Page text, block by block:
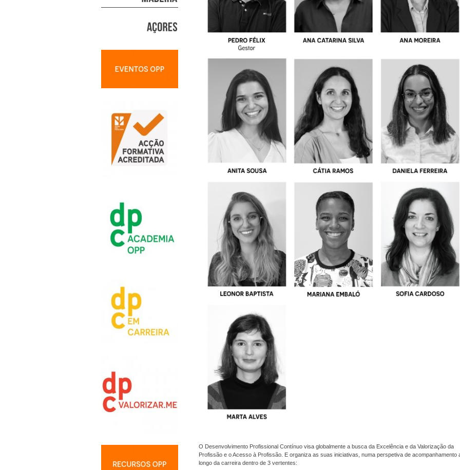
O Desenvolvimento Profissional Contínuo visa globalmente a busca da Excelência e da Valorização da
Profissão e o Acesso à Profissão. E organiza as suas iniciativas, numa perspetiva de acompanhamento
longo da carreira dentro de 3 vertentes: